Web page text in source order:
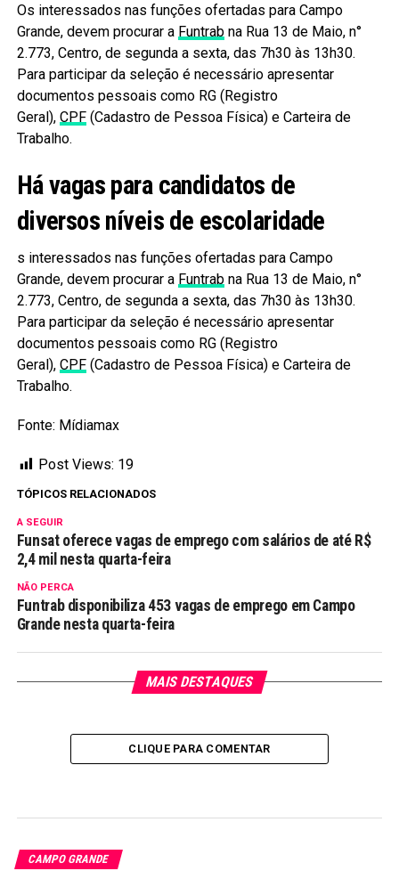
Os interessados nas funções ofertadas para Campo
Grande, devem procurar a Funtrabna Rua 13 de Maio, n°
2.773, Centro, de segunda a sexta, das 7h30 às 13h30.
Para participar da seleção é necessário apresentar
documentos pessoais como RG (Registro
Geral), CPF(Cadastro de Pessoa Física) e Carteira de
Trabalho.
Há vagas para candidatos de
diversos níveis de escolaridade
s interessados nas funções ofertadas para Campo
Grande, devem procurar a Funtrabna Rua 13 de Maio, n°
2.773, Centro, de segunda a sexta, das 7h30 às 13h30.
Para participar da seleção é necessário apresentar
documentos pessoais como RG (Registro
Geral), CPF(Cadastro de Pessoa Física) e Carteira de
Trabalho.
Fonte: Mídiamax
Post Views: 19
TÓPICOS RELACIONADOS
A SEGUIR
Funsat oferece vagas de emprego com salários de até R$
2,4 mil nesta quarta-feira
NÃO PERCA
Funtrab disponibiliza 453 vagas de emprego em Campo
Grande nesta quarta-feira
MAIS DESTAQUES
CLIQUE PARA COMENTAR
CAMPO GRANDE